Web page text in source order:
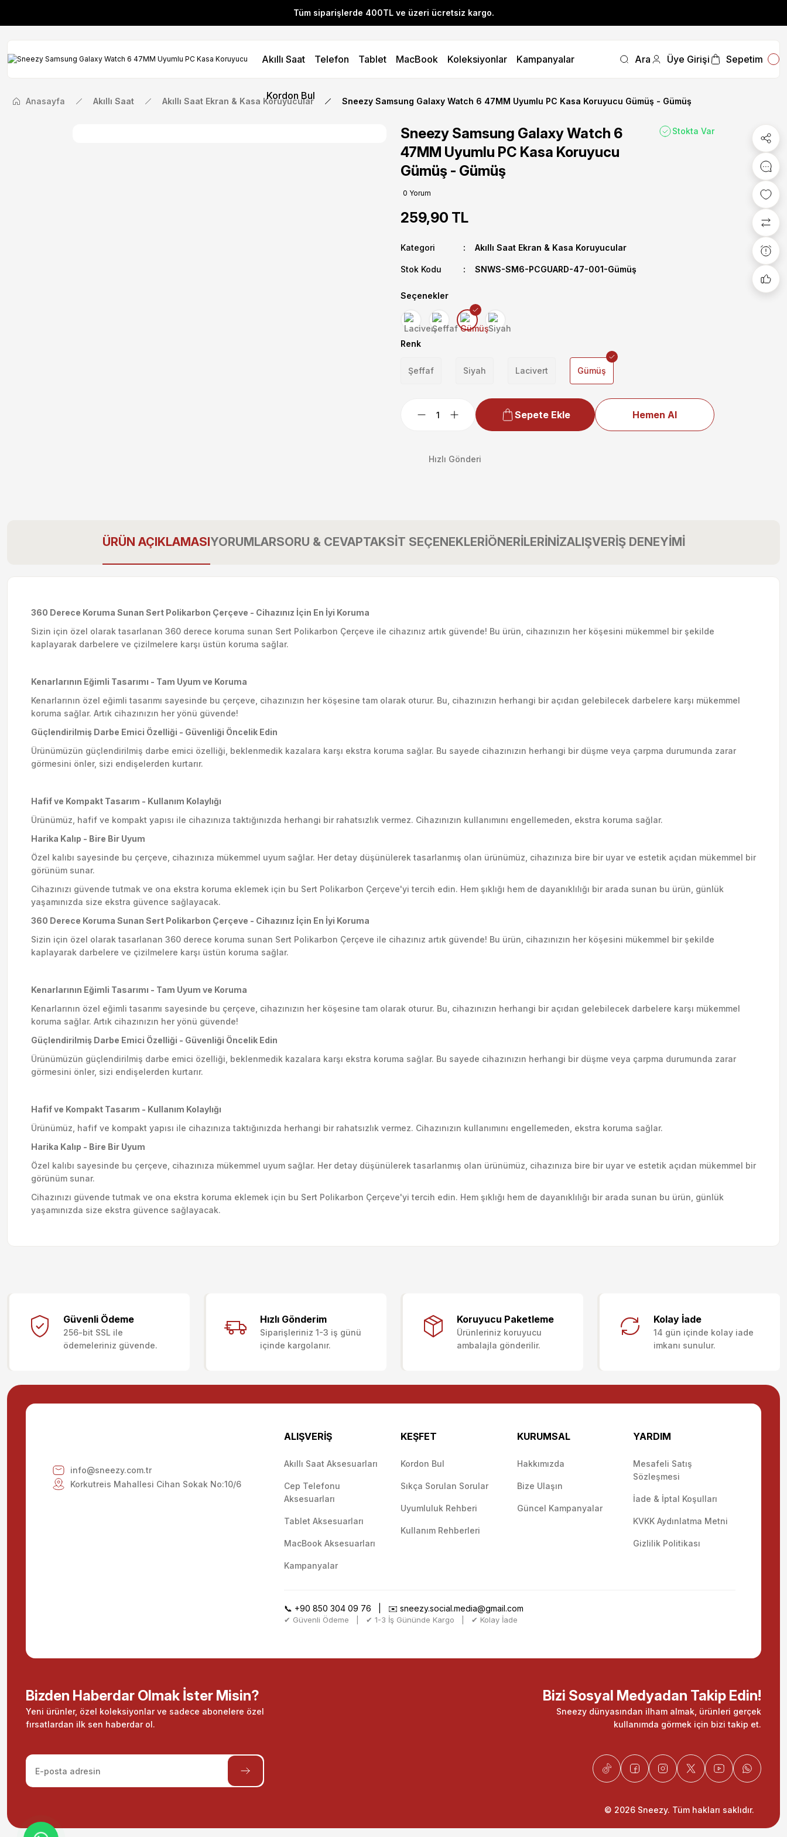
Tüm siparişlerde 400TL ve üzeri ücretsiz kargo.
İlk Siparişinize Özel! YENI10 koduyla 400 TL ve üzeri alışverişlerinizde %10 indirim fırsatını kaçırmayın.
Tüm siparişlerde 400TL ve üzeri ücretsiz kargo.
İlk Siparişinize Özel! YENI10 koduyla 400 TL ve üzeri alışverişlerinizde %10 indirim fırsatını kaçırmayın.
Akıllı Saat Telefon Tablet MacBook Koleksiyonlar Kampanyalar
Kordon Bul
Ara Üye Girişi Sepetim
Anasayfa Akıllı Saat Akıllı Saat Ekran & Kasa Koruyucular Sneezy Samsung Galaxy Watch 6 47MM Uyumlu PC Kasa Koruyucu Gümüş - Gümüş
Sneezy Samsung Galaxy Watch 6
47MM Uyumlu PC Kasa Koruyucu
Gümüş - Gümüş
0 Yorum
Stokta Var
259,90 TL
Kategori Akıllı Saat Ekran & Kasa Koruyucular
Stok Kodu SNWS-SM6-PCGUARD-47-001-Gümüş
Seçenekler
Renk
Şeffaf Siyah Lacivert Gümüş
Sepete Ekle Hemen Al
Hızlı Gönderi
ÜRÜN AÇIKLAMASIYORUMLARSORU & CEVAPTAKSİT SEÇENEKLERİÖNERİLERİNİZALIŞVERİŞ DENEYİMİ
360 Derece Koruma Sunan Sert Polikarbon Çerçeve - Cihazınız İçin En İyi Koruma
Sizin için özel olarak tasarlanan 360 derece koruma sunan Sert Polikarbon Çerçeve ile cihazınız artık güvende! Bu ürün, cihazınızın her köşesini mükemmel bir şekilde
kaplayarak darbelere ve çizilmelere karşı üstün koruma sağlar.
Kenarlarının Eğimli Tasarımı - Tam Uyum ve Koruma
Kenarlarının özel eğimli tasarımı sayesinde bu çerçeve, cihazınızın her köşesine tam olarak oturur. Bu, cihazınızın herhangi bir açıdan gelebilecek darbelere karşı mükemmel
koruma sağlar. Artık cihazınızın her yönü güvende!
Güçlendirilmiş Darbe Emici Özelliği - Güvenliği Öncelik Edin
Ürünümüzün güçlendirilmiş darbe emici özelliği, beklenmedik kazalara karşı ekstra koruma sağlar. Bu sayede cihazınızın herhangi bir düşme veya çarpma durumunda zarar
görmesini önler, sizi endişelerden kurtarır.
Hafif ve Kompakt Tasarım - Kullanım Kolaylığı
Ürünümüz, hafif ve kompakt yapısı ile cihazınıza taktığınızda herhangi bir rahatsızlık vermez. Cihazınızın kullanımını engellemeden, ekstra koruma sağlar.
Harika Kalıp - Bire Bir Uyum
Özel kalıbı sayesinde bu çerçeve, cihazınıza mükemmel uyum sağlar. Her detay düşünülerek tasarlanmış olan ürünümüz, cihazınıza bire bir uyar ve estetik açıdan mükemmel bir
görünüm sunar.
Cihazınızı güvende tutmak ve ona ekstra koruma eklemek için bu Sert Polikarbon Çerçeve'yi tercih edin. Hem şıklığı hem de dayanıklılığı bir arada sunan bu ürün, günlük
yaşamınızda size ekstra güvence sağlayacak.
360 Derece Koruma Sunan Sert Polikarbon Çerçeve - Cihazınız İçin En İyi Koruma
Sizin için özel olarak tasarlanan 360 derece koruma sunan Sert Polikarbon Çerçeve ile cihazınız artık güvende! Bu ürün, cihazınızın her köşesini mükemmel bir şekilde
kaplayarak darbelere ve çizilmelere karşı üstün koruma sağlar.
Kenarlarının Eğimli Tasarımı - Tam Uyum ve Koruma
Kenarlarının özel eğimli tasarımı sayesinde bu çerçeve, cihazınızın her köşesine tam olarak oturur. Bu, cihazınızın herhangi bir açıdan gelebilecek darbelere karşı mükemmel
koruma sağlar. Artık cihazınızın her yönü güvende!
Güçlendirilmiş Darbe Emici Özelliği - Güvenliği Öncelik Edin
Ürünümüzün güçlendirilmiş darbe emici özelliği, beklenmedik kazalara karşı ekstra koruma sağlar. Bu sayede cihazınızın herhangi bir düşme veya çarpma durumunda zarar
görmesini önler, sizi endişelerden kurtarır.
Hafif ve Kompakt Tasarım - Kullanım Kolaylığı
Ürünümüz, hafif ve kompakt yapısı ile cihazınıza taktığınızda herhangi bir rahatsızlık vermez. Cihazınızın kullanımını engellemeden, ekstra koruma sağlar.
Harika Kalıp - Bire Bir Uyum
Özel kalıbı sayesinde bu çerçeve, cihazınıza mükemmel uyum sağlar. Her detay düşünülerek tasarlanmış olan ürünümüz, cihazınıza bire bir uyar ve estetik açıdan mükemmel bir
görünüm sunar.
Cihazınızı güvende tutmak ve ona ekstra koruma eklemek için bu Sert Polikarbon Çerçeve'yi tercih edin. Hem şıklığı hem de dayanıklılığı bir arada sunan bu ürün, günlük
yaşamınızda size ekstra güvence sağlayacak.
Ürün resmi kalitesiz, bozuk veya görüntülenemiyor.
Ürün açıklamasında eksik bilgiler bulunuyor.
Gönder
Güvenli Ödeme
256-bit SSL ile
ödemeleriniz güvende.
Hızlı Gönderim
Siparişleriniz 1-3 iş günü
içinde kargolanır.
Koruyucu Paketleme
Ürünleriniz koruyucu
ambalajla gönderilir.
Kolay İade
14 gün içinde kolay iade
imkanı sunulur.
info@sneezy.com.tr
Korkutreis Mahallesi Cihan Sokak No:10/6
ALIŞVERİŞ
Akıllı Saat Aksesuarları
Cep Telefonu
Aksesuarları
Tablet Aksesuarları
MacBook Aksesuarları
Kampanyalar
KEŞFET
Kordon Bul
Sıkça Sorulan Sorular
Uyumluluk Rehberi
Kullanım Rehberleri
KURUMSAL
Hakkımızda
Bize Ulaşın
Güncel Kampanyalar
YARDIM
Mesafeli Satış
Sözleşmesi
İade & İptal Koşulları
KVKK Aydınlatma Metni
Gizlilik Politikası
📞 +90 850 304 09 76 | ✉️sneezy.social.media@gmail.com
✔ Güvenli Ödeme | ✔ 1-3 İş Gününde Kargo | ✔ Kolay İade
Bizden Haberdar Olmak İster Misin?
Yeni ürünler, özel koleksiyonlar ve sadece abonelere özel
fırsatlardan ilk sen haberdar ol.
Bizi Sosyal Medyadan Takip Edin!
Sneezy dünyasından ilham almak, ürünleri gerçek
kullanımda görmek için bizi takip et.
© 2026 Sneezy. Tüm hakları saklıdır.